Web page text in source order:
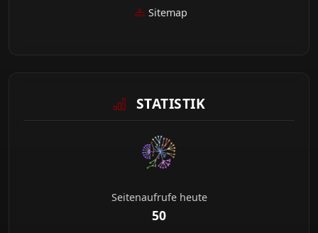
Sitemap
STATISTIK
Seitenaufrufe heute
50